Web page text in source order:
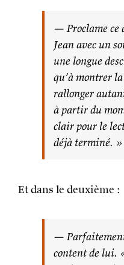
— Proclame ce
Jean avec un
une longue
qu’à montrer
rallonger
à partir du
clair pour le
déjà terminé. »
Et dans le deuxième :
—
content de lui.